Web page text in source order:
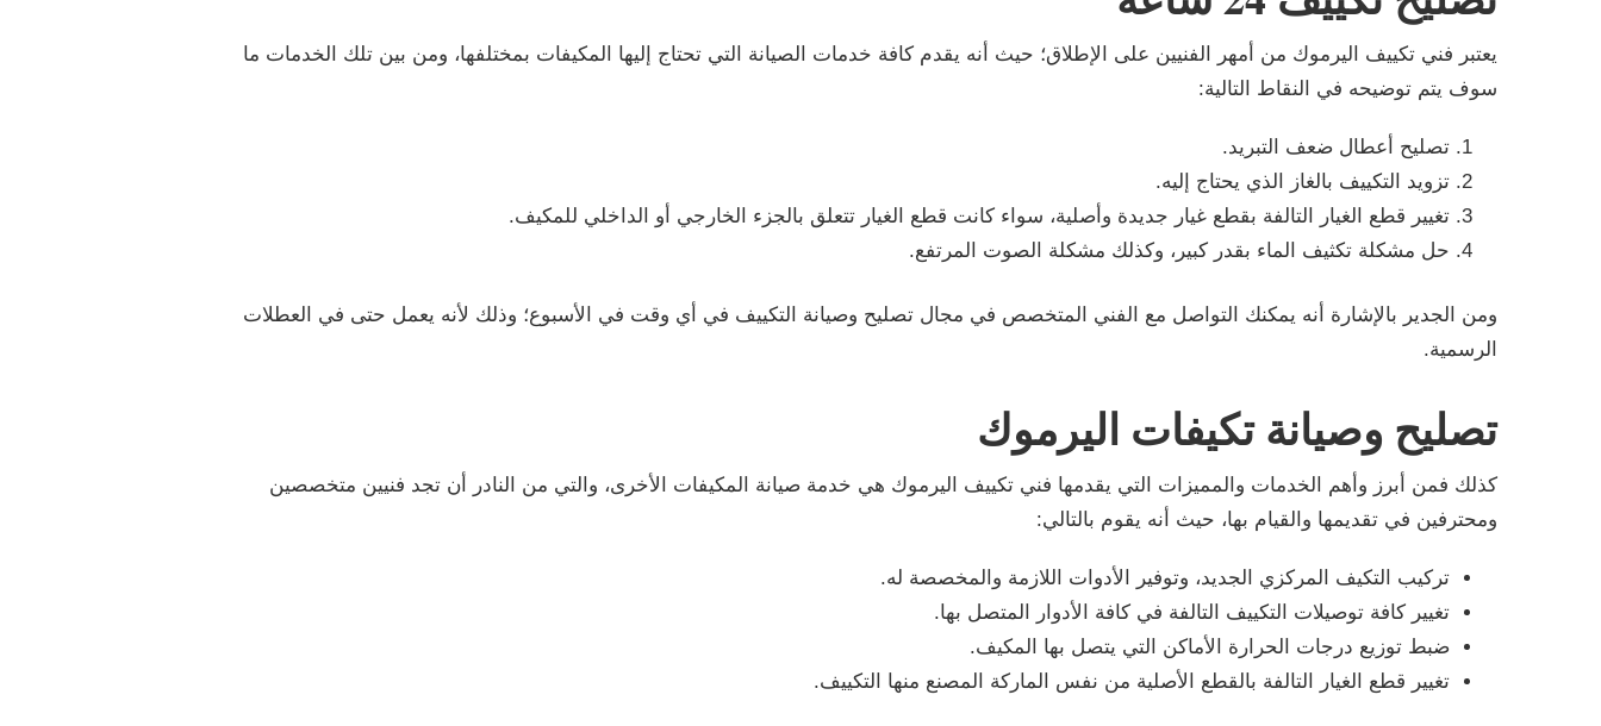
يعتبر فني تكييف اليرموك من أمهر الفنيين على الإطلاق؛ حيث أنه يقدم كافة خدمات الصيانة التي تحتاج إليها المكيفات بمختلفها، ومن بين تلك الخدمات ما
سوف يتم توضيحه في النقاط التالية:
تصليح أعطال ضعف التبريد.
تزويد التكييف بالغاز الذي يحتاج إليه.
تغيير قطع الغيار التالفة بقطع غيار جديدة وأصلية، سواء كانت قطع الغيار تتعلق بالجزء الخارجي أو الداخلي للمكيف.
حل مشكلة تكثيف الماء بقدر كبير، وكذلك مشكلة الصوت المرتفع.
ومن الجدير بالإشارة أنه يمكنك التواصل مع الفني المتخصص في مجال تصليح وصيانة التكييف في أي وقت في الأسبوع؛ وذلك لأنه يعمل حتى في العطلات
الرسمية.
تصليح وصيانة تكيفات اليرموك
كذلك فمن أبرز وأهم الخدمات والمميزات التي يقدمها فني تكييف اليرموك هي خدمة صيانة المكيفات الأخرى، والتي من النادر أن تجد فنيين متخصصين
ومحترفين في تقديمها والقيام بها، حيث أنه يقوم بالتالي:
تركيب التكيف المركزي الجديد، وتوفير الأدوات اللازمة والمخصصة له.
تغيير كافة توصيلات التكييف التالفة في كافة الأدوار المتصل بها.
ضبط توزيع درجات الحرارة الأماكن التي يتصل بها المكيف.
تغيير قطع الغيار التالفة بالقطع الأصلية من نفس الماركة المصنع منها التكييف.